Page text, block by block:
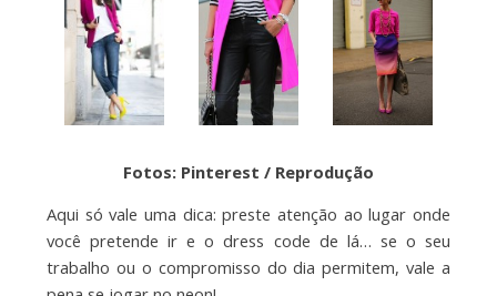
Fotos: Pinterest / Reprodução
Aqui só vale uma dica: preste atenção ao lugar onde
você pretende ir e o dress code de lá… se o seu
trabalho ou o compromisso do dia permitem, vale a